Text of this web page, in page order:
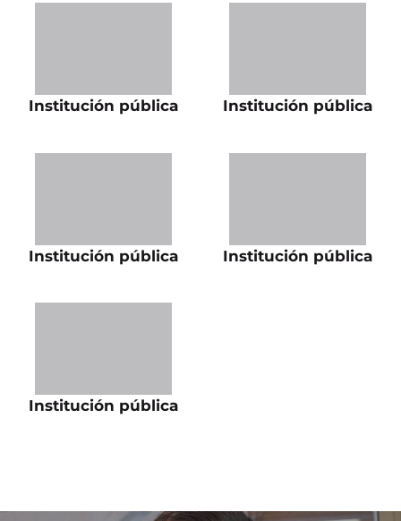
Institución pública Institución pública
Institución pública Institución pública
Institución pública